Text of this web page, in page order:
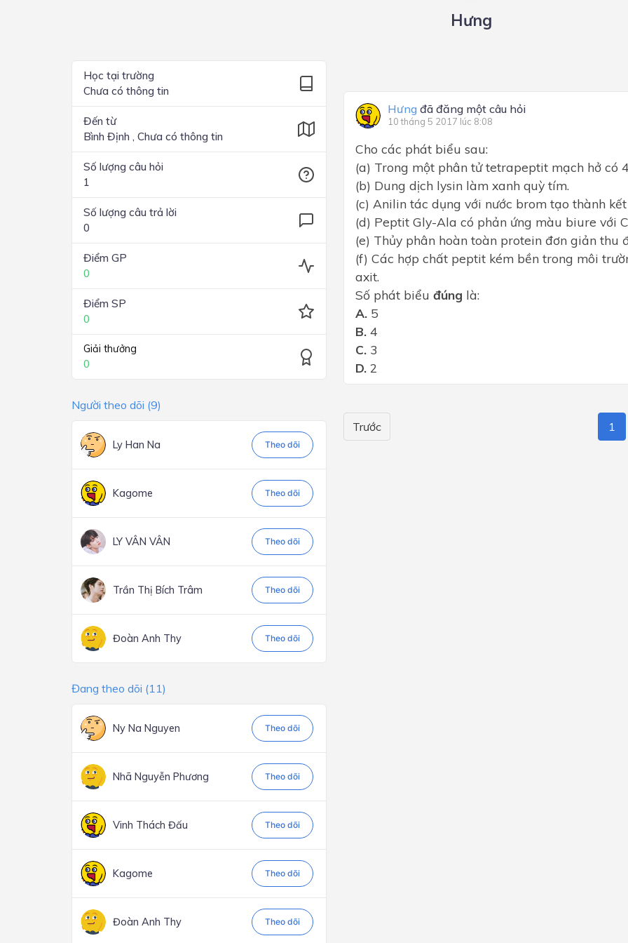
Lớp 2
Hưng
Học tại trường
Chưa có thông tin
Đến từ
Bình Định , Chưa có thông tin
Số lượng câu hỏi
1
Số lượng câu trả lời
0
Điểm GP
0
Điểm SP
0
Giải thưởng
0
Người theo dõi (9)
Ly Han Na Theo dõi
Kagome Theo dõi
LY VÂN VÂN Theo dõi
Trần Thị Bích Trâm Theo dõi
Đoàn Anh Thy Theo dõi
Đang theo dõi (11)
Ny Na Nguyen Theo dõi
Nhã Nguyễn Phương Theo dõi
Vinh Thách Đấu Theo dõi
Kagome Theo dõi
Đoàn Anh Thy Theo dõi
Hưng đã đăng một câu hỏi
10 tháng 5 2017 lúc 8:08
Cho các phát biểu sau:
(a) Trong một phân tử tetrapeptit mạch hở có
(b) Dung dịch lysin làm xanh quỳ tím.
(c) Anilin tác dụng với nước brom tạo thành
(d) Peptit Gly-Ala có phản ứng màu biure với
(e) Thủy phân hoàn toàn protein đơn giản thu
(f) Các hợp chất peptit kém bền trong môi
axit.
Số phát biểu đúng là:
A. 5
B. 4
C. 3
D. 2
Trước 1